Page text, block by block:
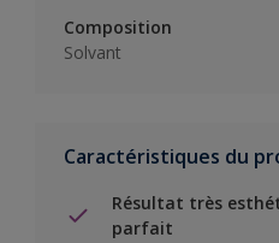
Composition
Solvant
Caractéristiques du
Résultat très
parfait